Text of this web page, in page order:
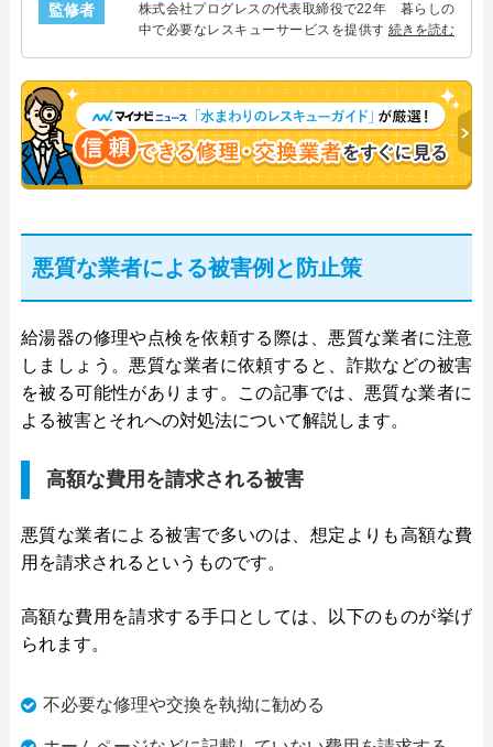
監修者
株式会社プログレスの代表取締役で22年 暮らしの
中で必要なレスキューサービスを提供する株式会社
決。多くのお客様に信頼される「給湯器」のスペシ
ャリスト。
続きを読む
悪質な業者による被害例と防止策
給湯器の修理や点検を依頼する際は、悪質な業者に注意
しましょう。悪質な業者に依頼すると、詐欺などの被害
を被る可能性があります。この記事では、悪質な業者に
よる被害とそれへの対処法について解説します。
高額な費用を請求される被害
悪質な業者による被害で多いのは、想定よりも高額な費
用を請求されるというものです。
高額な費用を請求する手口としては、以下のものが挙げ
られます。
不必要な修理や交換を執拗に勧める